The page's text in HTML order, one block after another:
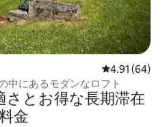
レビュー64
4.91 (64)
中にあるモダンなロフト
さ⁠とお⁠得⁠な長⁠期⁠滞⁠在
金